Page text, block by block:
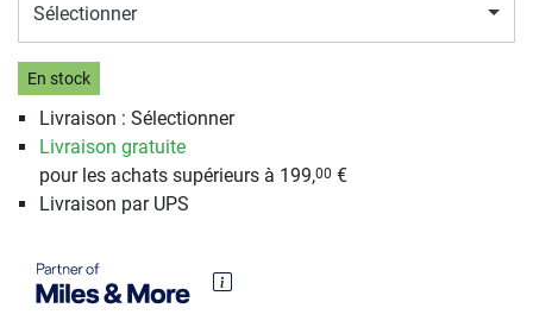
Sélectionner
En stock
Livraison : Sélectionner
Livraison gratuite
pour les achats supérieurs à 199,00 €
Livraison par UPS